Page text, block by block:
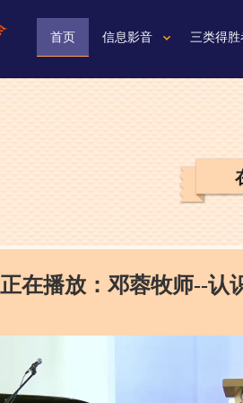
首页 信息影音 三类得胜
正在播放：邓蓉牧师--认